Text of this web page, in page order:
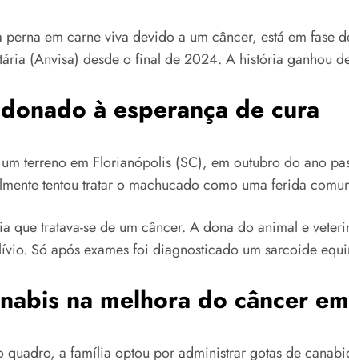
em carne viva devido a um câncer, está em
(Anvisa) desde o final de 2024. A história ganhou
à esperança de cura
terreno em Florianópolis (SC), em outubro do ano
tentou tratar o machucado como uma ferida
que tratava-se de um câncer. A dona do animal e
Só após exames foi diagnosticado um sarcoide
na melhora do câncer
a família optou por administrar gotas de